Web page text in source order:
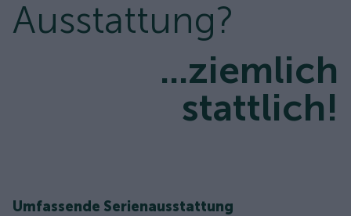
Ausstattung?
...ziemlich
stattlich!
Umfassende Serienausstattung